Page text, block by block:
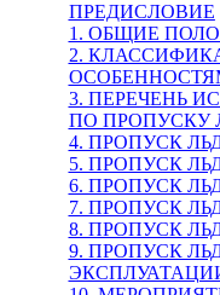
ПРЕДИСЛОВИЕ
1. ОБЩИЕ
2.
3. ПЕРЕЧЕНЬ
ПО ПРОПУСКУ
4. ПРОПУСК
5. ПРОПУСК
6. ПРОПУСК
7. ПРОПУСК
8. ПРОПУСК
9. ПРОПУСК